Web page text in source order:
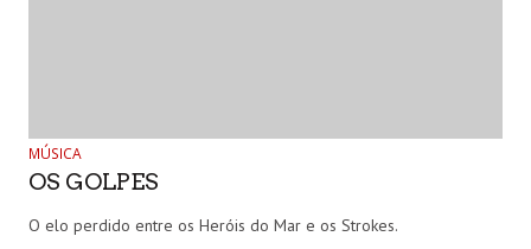
MÚSICA
OS GOLPES
O elo perdido entre os Heróis do Mar e os Strokes.